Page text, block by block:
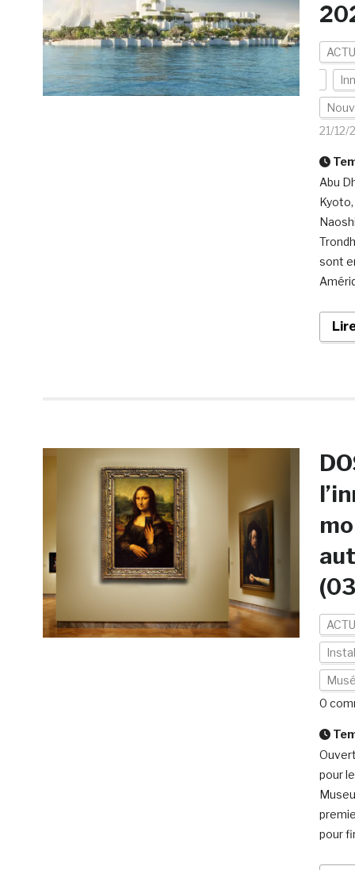
21/12/
Abu
sont
0
pour
pour